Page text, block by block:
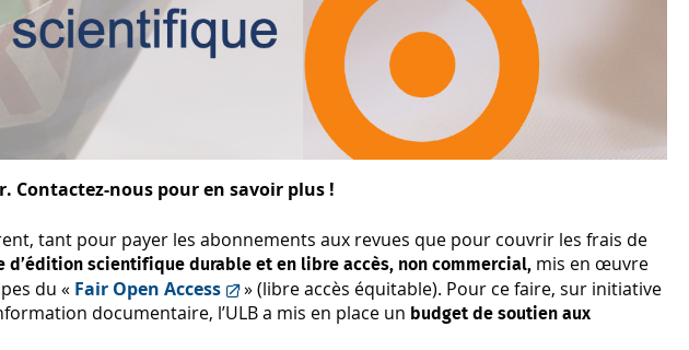
Contactez-nous pour en savoir plus !
tant pour payer les abonnements aux revues que pour couvrir les frais de
d’édition scientifique durable et en libre accès, non commercial, mis en œuvre
du « Fair Open Access
» (libre accès équitable). Pour ce faire, sur initiative
documentaire, l’ULB a mis en place un budget de soutien aux